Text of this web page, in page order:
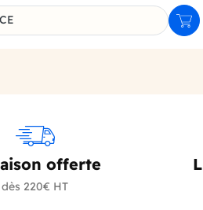
du produit
offerte
dès 220€ HT